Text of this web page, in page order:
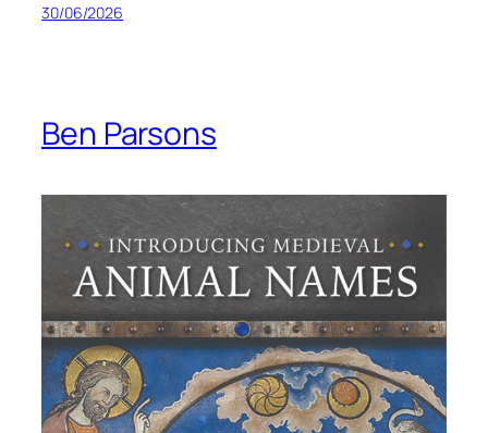
30/06/2026
Ben Parsons